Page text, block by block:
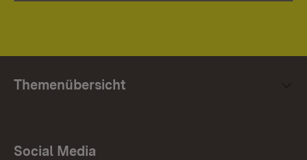
Themenübersicht
Social Media